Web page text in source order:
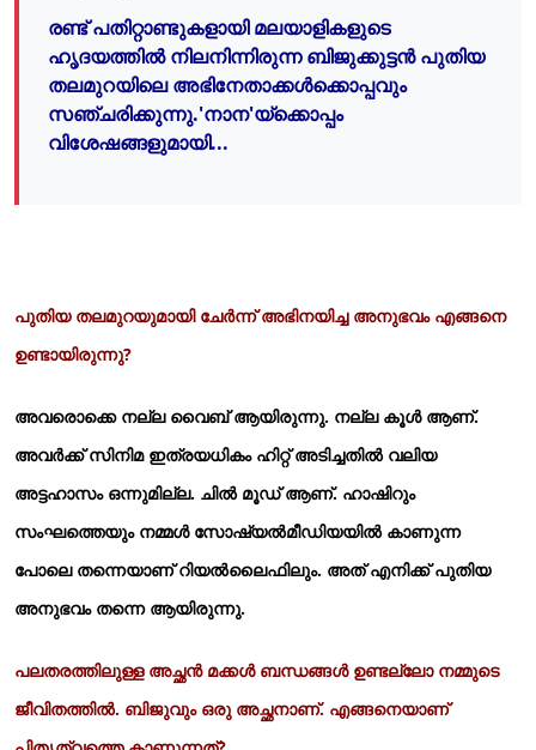
രണ്ട് പതിറ്റാണ്ടുകളായി മലയാളികളുടെ
ഹൃദയത്തില്‍ നിലനിന്നിരുന്ന ബിജുക്കുട്ടന്‍ പുതിയ
തലമുറയിലെ അഭിനേതാക്കള്‍ക്കൊപ്പവും
സഞ്ചരിക്കുന്നു.'നാന'യ്ക്കൊപ്പം
വിശേഷങ്ങളുമായി...
പുതിയ തലമുറയുമായി ചേര്‍ന്ന് അഭിനയിച്ച അനുഭവം എങ്ങനെ
ഉണ്ടായിരുന്നു?
അവരൊക്കെ നല്ല വൈബ് ആയിരുന്നു. നല്ല കൂള്‍ ആണ്.
അവര്‍ക്ക് സിനിമ ഇത്രയധികം ഹിറ്റ് അടിച്ചതില്‍ വലിയ
അട്ടഹാസം ഒന്നുമില്ല. ചില്‍ മൂഡ് ആണ്. ഹാഷിറും
സംഘത്തെയും നമ്മള്‍ സോഷ്യല്‍മീഡിയയില്‍ കാണുന്ന
പോലെ തന്നെയാണ് റിയല്‍ലൈഫിലും. അത് എനിക്ക് പുതിയ
അനുഭവം തന്നെ ആയിരുന്നു.
പലതരത്തിലുള്ള അച്ഛന്‍ മക്കള്‍ ബന്ധങ്ങള്‍ ഉണ്ടല്ലോ നമ്മുടെ
ജീവിതത്തില്‍. ബിജുവും ഒരു അച്ഛനാണ്. എങ്ങനെയാണ്